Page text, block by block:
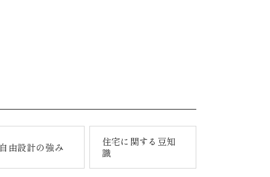
自由設計の強み
住宅に関する豆知
識